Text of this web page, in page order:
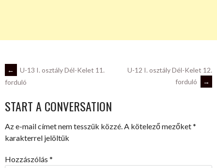
POST
NAVIGATION
←
U-13 I. osztály Dél-Kelet 11.
forduló
U-12 I. osztály Dél-Kelet 12.
forduló
→
START A CONVERSATION
Az e-mail címet nem tesszük közzé.A kötelező mezőket*
karakterrel jelöltük
Hozzászólás *